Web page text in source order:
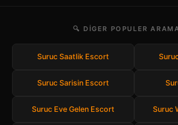
🔍 DIGER POPULER
Suruc Saatlik Escort
Suruc Sarisin Escort
Suruc Eve Gelen Escort Suruc